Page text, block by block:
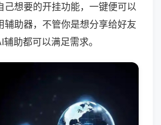
己想要的开挂功能，一键便可以
辅助器，不管你是想分享给好友
助都可以满足需求。